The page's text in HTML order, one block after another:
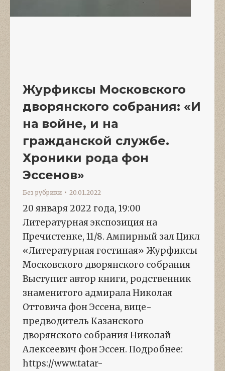
Журфиксы Московского
дворянского собрания: «И
на войне, и на
гражданской службе.
Хроники рода фон
Эссенов»
Без рубрики 20.01.2022
20 января 2022 года, 19:00
Литературная экспозиция на
Пречистенке, 11/8. Ампирный зал Цикл
«Литературная гостиная» Журфиксы
Московского дворянского собрания
Выступит автор книги, родственник
знаменитого адмирала Николая
Оттовича фон Эссена, вице-
предводитель Казанского
дворянского собрания Николай
Алексеевич фон Эссен. Подробнее:
https://www.tatar-